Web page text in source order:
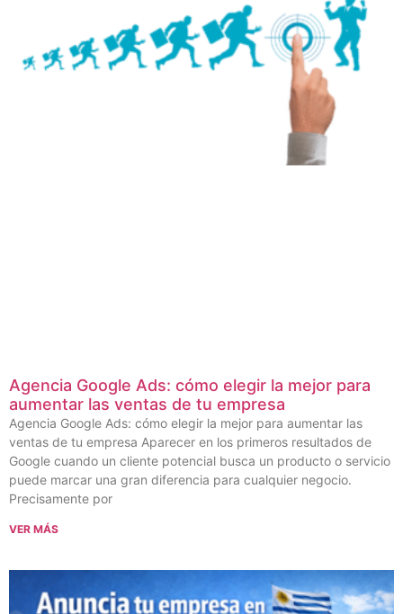
Agencia Google Ads: cómo elegir la mejor para
aumentar las ventas de tu empresa
Agencia Google Ads: cómo elegir la mejor para aumentar las
ventas de tu empresa Aparecer en los primeros resultados de
Google cuando un cliente potencial busca un producto o servicio
puede marcar una gran diferencia para cualquier negocio.
Precisamente por
VER MÁS